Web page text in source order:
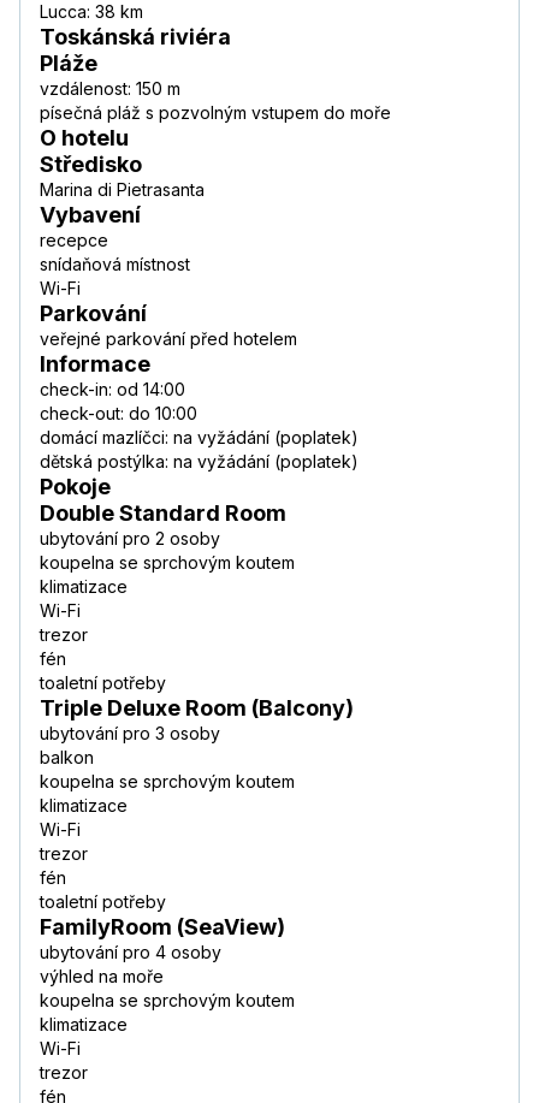
Lucca: 38 km
Toskánská riviéra
Pláže
vzdálenost: 150 m
písečná pláž s pozvolným vstupem do moře
O hotelu
Středisko
Marina di Pietrasanta
Vybavení
recepce
snídaňová místnost
Wi-Fi
Parkování
veřejné parkování před hotelem
Informace
check-in: od 14:00
check-out: do 10:00
domácí mazlíčci: na vyžádání (poplatek)
dětská postýlka: na vyžádání (poplatek)
Pokoje
Double Standard Room
ubytování pro 2 osoby
koupelna se sprchovým koutem
klimatizace
Wi-Fi
trezor
fén
toaletní potřeby
Triple Deluxe Room (Balcony)
ubytování pro 3 osoby
balkon
koupelna se sprchovým koutem
klimatizace
Wi-Fi
trezor
fén
toaletní potřeby
FamilyRoom (SeaView)
ubytování pro 4 osoby
výhled na moře
koupelna se sprchovým koutem
klimatizace
Wi-Fi
trezor
fén